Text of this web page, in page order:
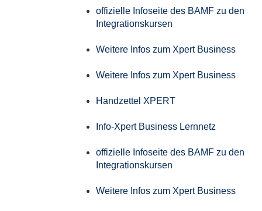
offizielle Infoseite des BAMF zu den
Integrationskursen
Weitere Infos zum Xpert Business
Weitere Infos zum Xpert Business
Handzettel XPERT
Info-Xpert Business Lernnetz
offizielle Infoseite des BAMF zu den
Integrationskursen
Weitere Infos zum Xpert Business